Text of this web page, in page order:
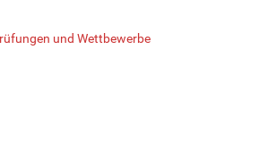
und Wettbewerbe